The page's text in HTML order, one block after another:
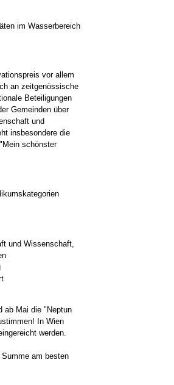
im Wasserbereich
vor allem
an zeitgenössische
Beteiligungen
Gemeinden über
und
insbesondere die
schönster
und Wissenschaft,
ab Mai die "Neptun
In Wien
werden.
am besten